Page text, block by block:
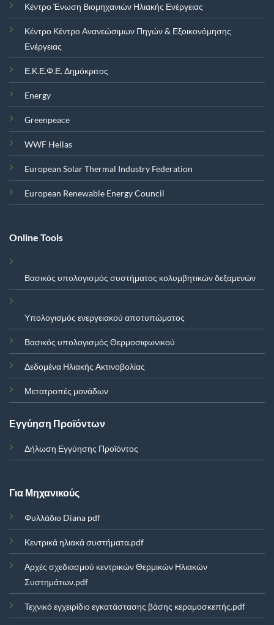
Κέντρο Ένωση Βιομηχανιών Ηλιακής Ενέργειας
Κέντρο Κέντρο Ανανεώσιμων Πηγών & Εξοικονόμησης
Ενέργειας
Ε.Κ.Ε.Φ.Ε. Δημόκριτος
Energy
Greenpeace
WWF Hellas
European Solar Thermal Industry Federation
European Renewable Energy Council
Online Tools
Βασικός υπολογισμός συστήματος κολυμβητικών δεξαμενών
Υπολογισμός ενεργειακού αποτυπώματος
Βασικός υπολογισμός Θερμοσιφωνικού
Δεδομένα Ηλιακής Ακτινοβολίας
Μετατροπές μονάδων
Εγγύηση Προϊόντων
Δήλωση Εγγύησης Προϊόντος
Για Μηχανικούς
Φυλλάδιο Diana pdf
Κεντρικά ηλιακά συστήματα.pdf
Αρχές σχεδιασμού κεντρικών Θερμικών Ηλιακών
Συστημάτων.pdf
Τεχνικό εγχειρίδιο εγκατάστασης βάσης κεραμοσκεπής.pdf